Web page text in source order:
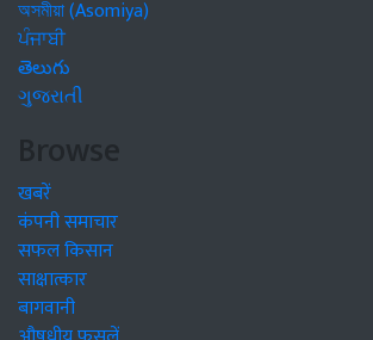
অসমীয়া (Asomiya)
ਪੰਜਾਬੀ
తెలుగు
ગુજરાતી
Browse
खबरें
कंपनी समाचार
सफल किसान
साक्षात्कार
बागवानी